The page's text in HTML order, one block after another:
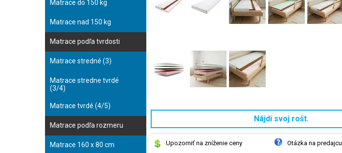
Matrace do 150 kg
Matrace nad 150 kg
Matrace podľa tvrdosti
Matrace stredné (3)
Matrace stredne tvrdé
(3/4)
Matrace tvrdé (4/5)
Matrace podľa rozmeru
Matrace 160 x 80 cm
Nájdi svoj rošt.
Upozorniť na zníženie ceny
Otázka na predajcu